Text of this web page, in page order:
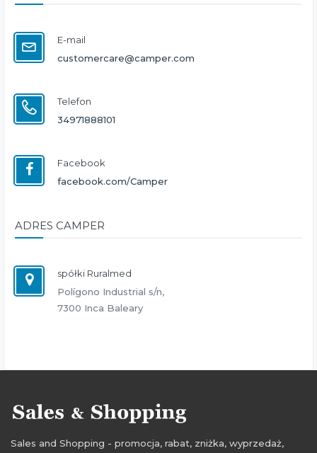
E-mail
customercare@camper.com
Telefon
34971888101
Facebook
facebook.com/Camper
ADRES CAMPER
spółki Ruralmed
Polígono Industrial s/n,
7300 Inca Baleary
Sales and Shopping - promocja, rabat, zniżka, wyprzedaż,